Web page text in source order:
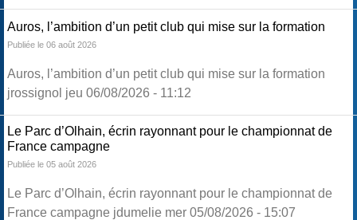
Auros, l’ambition d’un petit club qui mise sur la formation
Publiée le 06 août 2026
Auros, l’ambition d’un petit club qui mise sur la formation
jrossignol jeu 06/08/2026 - 11:12
Le Parc d’Olhain, écrin rayonnant pour le championnat de
France campagne
Publiée le 05 août 2026
Le Parc d’Olhain, écrin rayonnant pour le championnat de
France campagne jdumelie mer 05/08/2026 - 15:07